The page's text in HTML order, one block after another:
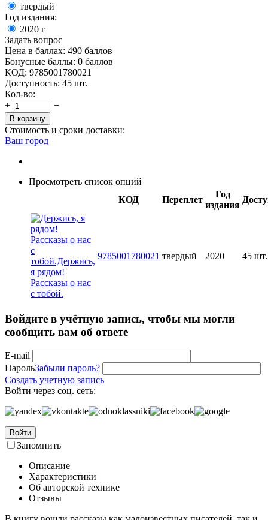
твердый
Год издания:
2020 г
Задать вопрос
Цена в баллах: 490 баллов
Бонусные баллы: 0 баллов
КОД: 9785001780021
Доступность: 45 шт.
Кол-во:
+
−
В корзину
Стоимость и сроки доставки:
Ваш город
Просмотреть список опций
КОД
Переплет
Год
издания
9785001780021 твердый 2020 45 шт.
Войдите в учётную запись, чтобы мы могли
сообщить вам об ответе
E-mail
ПарольЗабыли пароль?
Создать учетную запись
Войти через соц. сеть:
Войти
Запомнить
Описание
Характеристики
Об авторской технике
Отзывы